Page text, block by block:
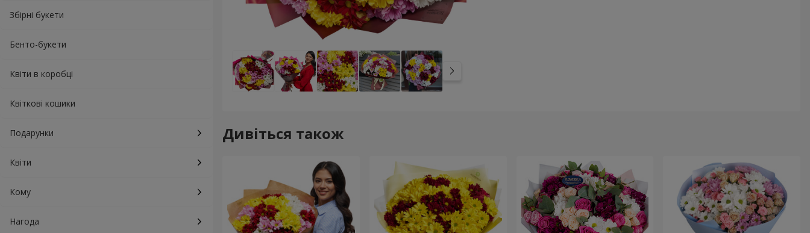
Збірні букети
Бенто-букети
Квіти в коробці
Квіткові кошики
Подарунки
Квіти
Кому
Нагода
Дивіться також